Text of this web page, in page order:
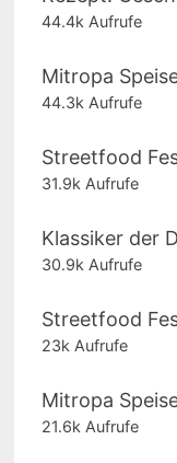
44.4k Aufrufe
Mitropa
44.3k Aufrufe
Streetfood
31.9k Aufrufe
Klassiker der
30.9k Aufrufe
Streetfood
23k Aufrufe
Mitropa
21.6k Aufrufe